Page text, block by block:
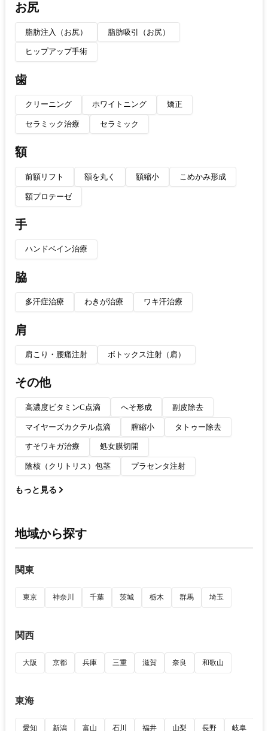
お尻
脂肪注入（お尻） 脂肪吸引（お尻）
ヒップアップ手術
歯
クリーニング ホワイトニング 矯正
セラミック治療 セラミック
額
前額リフト 額を丸く 額縮小 こめかみ形成
額プロテーゼ
手
ハンドベイン治療
脇
多汗症治療 わきが治療 ワキ汗治療
肩
肩こり・腰痛注射 ボトックス注射（肩）
その他
高濃度ビタミンC点滴 へそ形成 副皮除去
マイヤーズカクテル点滴 膣縮小 タトゥー除去
すそワキガ治療 処女膜切開
陰核（クリトリス）包茎 プラセンタ注射
もっと見る
地域から探す
関東
東京 神奈川 千葉 茨城 栃木 群馬 埼玉
関西
大阪 京都 兵庫 三重 滋賀 奈良 和歌山
東海
愛知 新潟 富山 石川 福井 山梨 長野 岐阜